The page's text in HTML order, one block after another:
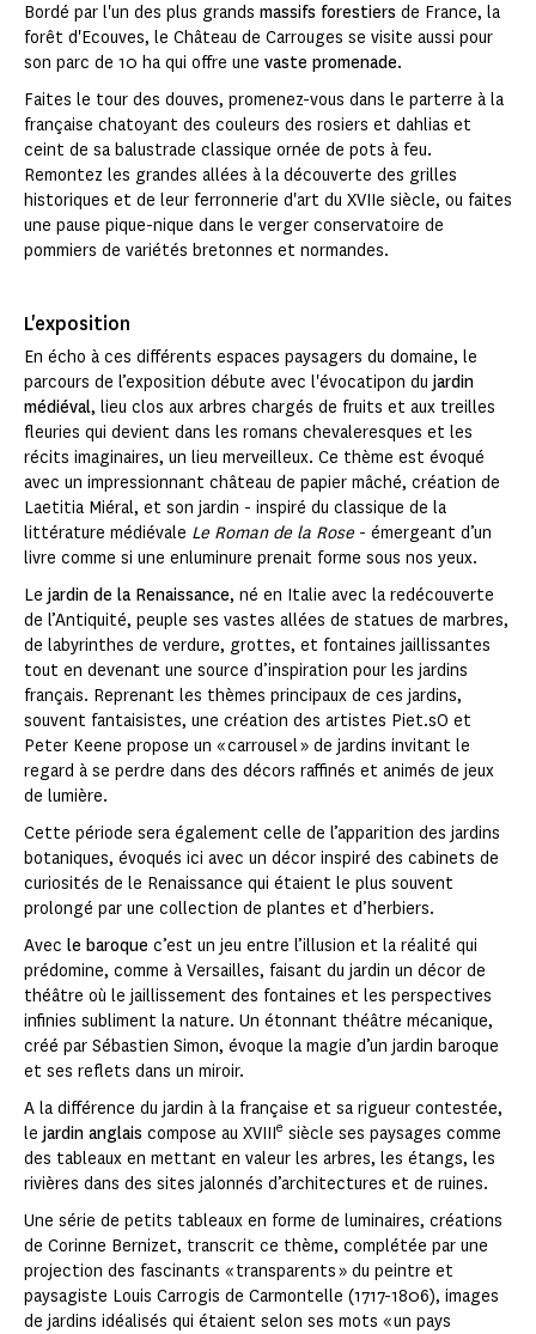
Bordé par l'un des plus grands massifs forestiers de France, la
forêt d'Ecouves, le Château de Carrouges se visite aussi pour
son parc de 10 ha qui offre une vaste promenade.
Faites le tour des douves, promenez-vous dans le parterre à la
française chatoyant des couleurs des rosiers et dahlias et
ceint de sa balustrade classique ornée de pots à feu.
Remontez les grandes allées à la découverte des grilles
historiques et de leur ferronnerie d'art du XVIIe siècle, ou faites
une pause pique-nique dans le verger conservatoire de
pommiers de variétés bretonnes et normandes.
L'exposition
En écho à ces différents espaces paysagers du domaine, le
parcours de l’exposition débute avec l'évocatipon du jardin
médiéval, lieu clos aux arbres chargés de fruits et aux treilles
fleuries qui devient dans les romans chevaleresques et les
récits imaginaires, un lieu merveilleux. Ce thème est évoqué
avec un impressionnant château de papier mâché, création de
Laetitia Miéral, et son jardin - inspiré du classique de la
littérature médiévale Le Roman de la Rose - émergeant d’un
livre comme si une enluminure prenait forme sous nos yeux.
Le jardin de la Renaissance, né en Italie avec la redécouverte
de l’Antiquité, peuple ses vastes allées de statues de marbres,
de labyrinthes de verdure, grottes, et fontaines jaillissantes
tout en devenant une source d’inspiration pour les jardins
français. Reprenant les thèmes principaux de ces jardins,
souvent fantaisistes, une création des artistes Piet.sO et
Peter Keene propose un « carrousel » de jardins invitant le
regard à se perdre dans des décors raffinés et animés de jeux
de lumière.
Cette période sera également celle de l’apparition des jardins
botaniques, évoqués ici avec un décor inspiré des cabinets de
curiosités de le Renaissance qui étaient le plus souvent
prolongé par une collection de plantes et d’herbiers.
Avec le baroque c’est un jeu entre l’illusion et la réalité qui
prédomine, comme à Versailles, faisant du jardin un décor de
théâtre où le jaillissement des fontaines et les perspectives
infinies subliment la nature. Un étonnant théâtre mécanique,
créé par Sébastien Simon, évoque la magie d’un jardin baroque
et ses reflets dans un miroir.
A la différence du jardin à la française et sa rigueur contestée,
le jardin anglais compose au XVIIIe siècle ses paysages comme
des tableaux en mettant en valeur les arbres, les étangs, les
rivières dans des sites jalonnés d’architectures et de ruines.
Une série de petits tableaux en forme de luminaires, créations
de Corinne Bernizet, transcrit ce thème, complétée par une
projection des fascinants « transparents » du peintre et
paysagiste Louis Carrogis de Carmontelle (1717-1806), images
de jardins idéalisés qui étaient selon ses mots « un pays